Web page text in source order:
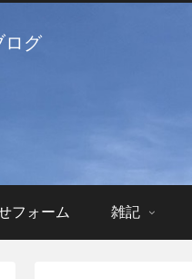
ログ
フォーム 雑記